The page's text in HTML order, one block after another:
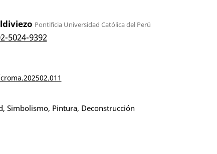
Pontificia Universidad Católica del Perú
5024-9392
Simbolismo, Pintura, Deconstrucción